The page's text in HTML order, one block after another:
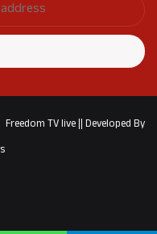
Freedom TV live||Developed By